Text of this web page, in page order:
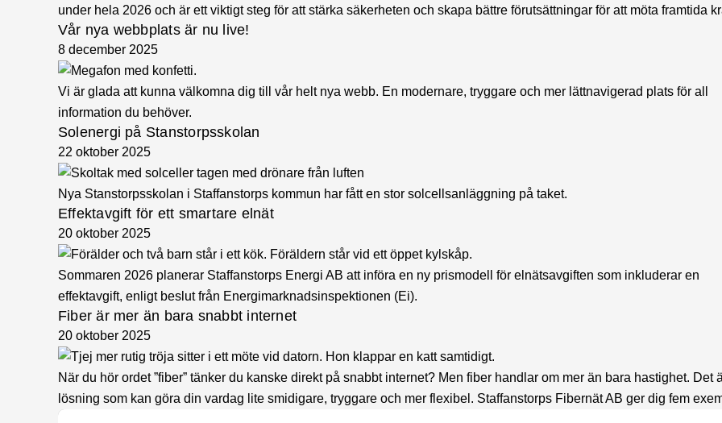
under hela 2026 och är ett viktigt steg för att stärka säkerheten och skapa bättre förutsättningar för att möta framtida
Vår nya webbplats är nu live!
8 december 2025
Vi är glada att kunna välkomna dig till vår helt nya webb. En modernare, tryggare och mer lättnavigerad plats för all
information du behöver.
Solenergi på Stanstorpsskolan
22 oktober 2025
Nya Stanstorpsskolan i Staffanstorps kommun har fått en stor solcellsanläggning på taket.
Effektavgift för ett smartare elnät
20 oktober 2025
Sommaren 2026 planerar Staffanstorps Energi AB att införa en ny prismodell för elnätsavgiften som inkluderar en
effektavgift, enligt beslut från Energimarknadsinspektionen (Ei).
Fiber är mer än bara snabbt internet
20 oktober 2025
När du hör ordet ”fiber” tänker du kanske direkt på snabbt internet? Men fiber handlar om mer än bara hastighet. Det
lösning som kan göra din vardag lite smidigare, tryggare och mer flexibel. Staffanstorps Fibernät AB ger dig fem